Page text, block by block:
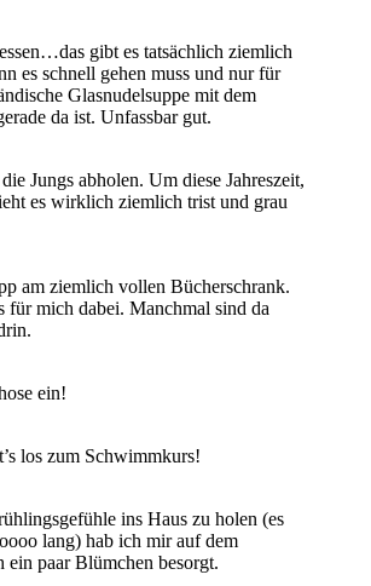
gibt es tatsächlich ziemlich
es schnell gehen muss und nur für
Glasnudelsuppe mit dem
da ist. Unfassbar gut.
Jungs abholen. Um diese Jahreszeit,
es wirklich ziemlich trist und grau
am ziemlich vollen Bücherschrank.
für mich dabei. Manchmal sind da
ein!
los zum Schwimmkurs!
ins Haus zu holen (es
lang) hab ich mir auf dem
ein paar Blümchen besorgt.